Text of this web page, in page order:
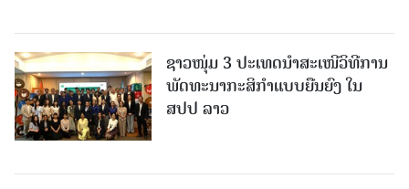
ຊາວໜຸ່ມ 3 ປະເທດນຳສະເໜີວິທີການ
ພັດທະນາກະສິກຳແບບຍືນຍົງ ໃນ
ສປປ ລາວ